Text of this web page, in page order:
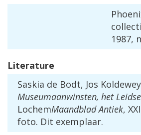
1987,
Literature
Saskia de Bodt, Jos Koldewey
Museumaanwinsten, het Leidse
LochemMaandblad Antiek,
foto. Dit exemplaar.